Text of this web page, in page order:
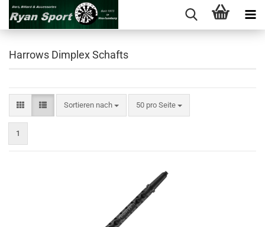
Harrows Dimplex Schafts
Sortieren nach
Sortieren nach 50 pro Seite
pro Seite
1